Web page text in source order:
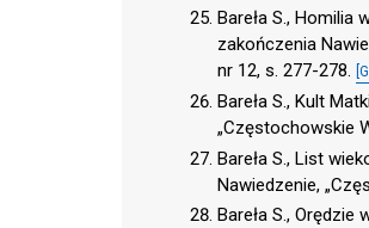
Bareła S.,
zakończenia
nr 12, s. 277-278.
Bareła S., Kult
„Częstochowskie
Bareła S., List
Nawiedzenie,
Bareła S.,